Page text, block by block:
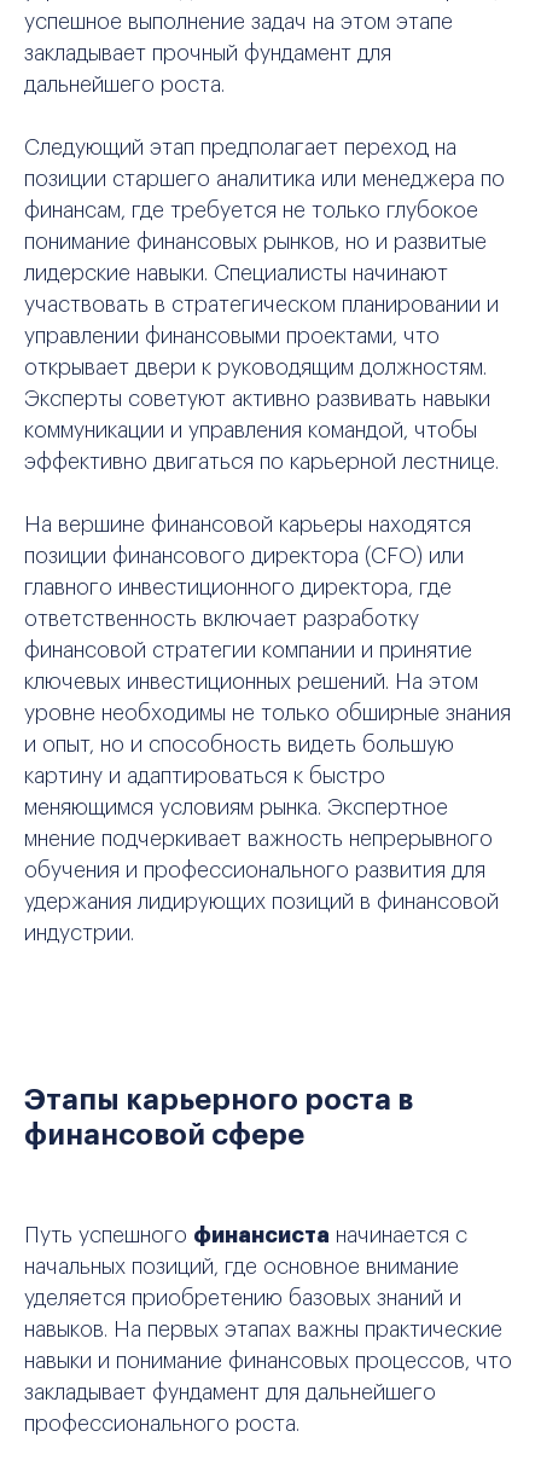
успешное выполнение задач на этом этапе
закладывает прочный фундамент для
дальнейшего роста.
Следующий этап предполагает переход на
позиции старшего аналитика или менеджера по
финансам, где требуется не только глубокое
понимание финансовых рынков, но и развитые
лидерские навыки. Специалисты начинают
участвовать в стратегическом планировании и
управлении финансовыми проектами, что
открывает двери к руководящим должностям.
Эксперты советуют активно развивать навыки
коммуникации и управления командой, чтобы
эффективно двигаться по карьерной лестнице.
На вершине финансовой карьеры находятся
позиции финансового директора (CFO) или
главного инвестиционного директора, где
ответственность включает разработку
финансовой стратегии компании и принятие
ключевых инвестиционных решений. На этом
уровне необходимы не только обширные знания
и опыт, но и способность видеть большую
картину и адаптироваться к быстро
меняющимся условиям рынка. Экспертное
мнение подчеркивает важность непрерывного
обучения и профессионального развития для
удержания лидирующих позиций в финансовой
индустрии.
Этапы карьерного роста в
финансовой сфере
Путь успешного финансиста начинается с
начальных позиций, где основное внимание
уделяется приобретению базовых знаний и
навыков. На первых этапах важны практические
навыки и понимание финансовых процессов, что
закладывает фундамент для дальнейшего
профессионального роста.